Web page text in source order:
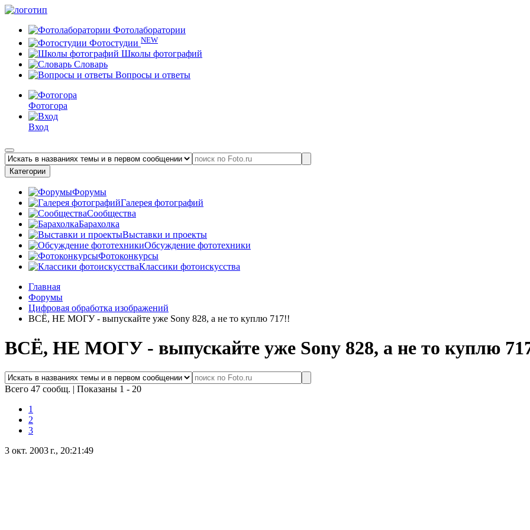
Фотолаборатории
Фотостудии NEW
Школы фотографий
Словарь
Вопросы и ответы
Фотогора
Вход
Категории
Форумы
Галерея фотографий
Сообщества
Барахолка
Выставки и проекты
Обсуждение фототехники
Фотоконкурсы
Классики фотоискусства
Главная
Форумы
Цифровая обработка изображений
ВСЁ, НЕ МОГУ - выпускайте уже Sony 828, а не то куплю 717!!
ВСЁ, НЕ МОГУ - выпускайте уже Sony 828, а не то куплю
Всего 47 сообщ. | Показаны 1 - 20
1
2
3
3 окт. 2003 г., 20:21:49